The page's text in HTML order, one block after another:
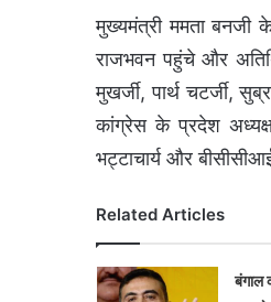
मुख्यमंत्री ममता बनजी
राजभवन पहुंचे और
मुखर्जी, पार्थ चटर्जी,
कांग्रेस के प्रदेश अध्यक्ष
भट्टाचार्य और
Related Articles
बंगाल